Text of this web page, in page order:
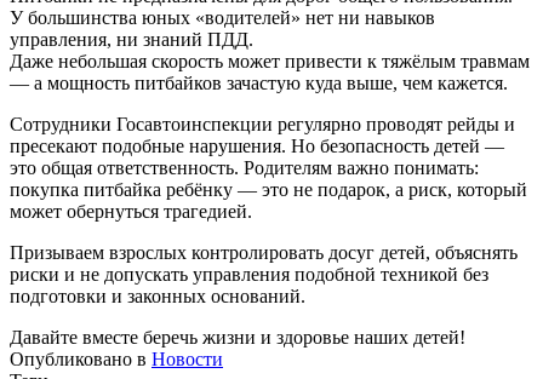
У большинства юных «водителей» нет ни навыков
управления, ни знаний ПДД.
Даже небольшая скорость может привести к тяжёлым травмам
— а мощность питбайков зачастую куда выше, чем кажется.
Сотрудники Госавтоинспекции регулярно проводят рейды и
пресекают подобные нарушения. Но безопасность детей —
это общая ответственность. Родителям важно понимать:
покупка питбайка ребёнку — это не подарок, а риск, который
может обернуться трагедией.
Призываем взрослых контролировать досуг детей, объяснять
риски и не допускать управления подобной техникой без
подготовки и законных оснований.
Давайте вместе беречь жизни и здоровье наших детей!
Опубликовано в Новости